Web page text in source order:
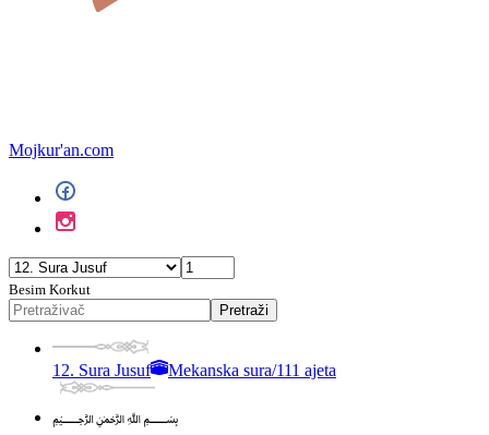
Mojkur'an.com
Besim Korkut
Pretraži
12. Sura Jusuf Mekanska sura/111 ajeta
﷽